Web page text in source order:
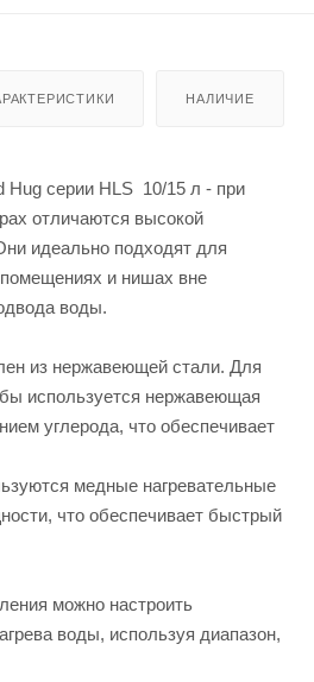
НАЛИЧИЕ
Hug серии HLS 10/15 л - при
отличаются высокой
идеально подходят для
и нишах вне
воды.
из нержавеющей стали. Для
используется нержавеющая
углерода, что обеспечивает
медные нагревательные
что обеспечивает быстрый
можно настроить
воды, используя диапазон,